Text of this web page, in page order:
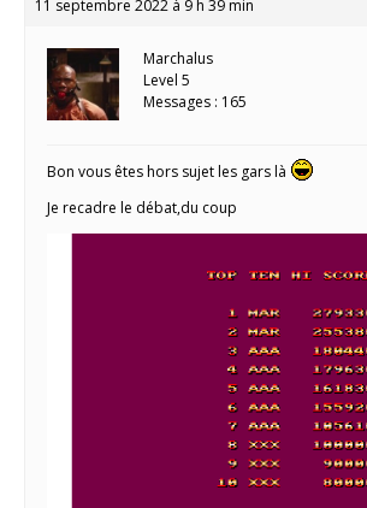
11 septembre 2022 à 9 h 39 min
Marchalus
Level 5
Messages : 165
Bon vous êtes hors sujet les gars là
Je recadre le débat,du coup